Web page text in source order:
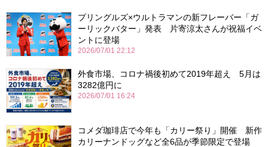
プリングルズ×ウルトラマンの新フレーバー「ガ
ーリックバター」発表 片寄涼太さんが祝福イベ
ントに登場
2026/07/01 22:12
外食市場、コロナ禍後初めて2019年超え 5月は
3282億円に
2026/07/01 16:24
コメダ珈琲店で今年も「カリー祭り」開催 新作
カリーナンドッグなど全6品が季節限定で登場